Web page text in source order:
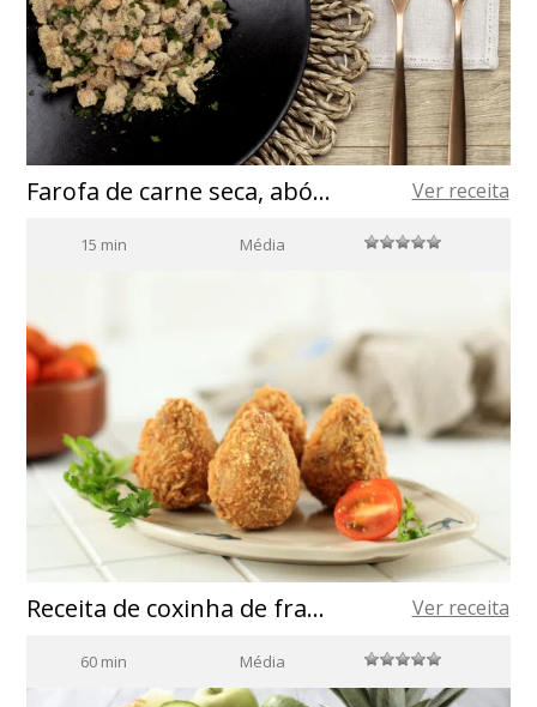
Farofa de carne seca, abóbora e ovo Ver receita
15 min Média
Receita de coxinha de frango Ver receita
60 min Média